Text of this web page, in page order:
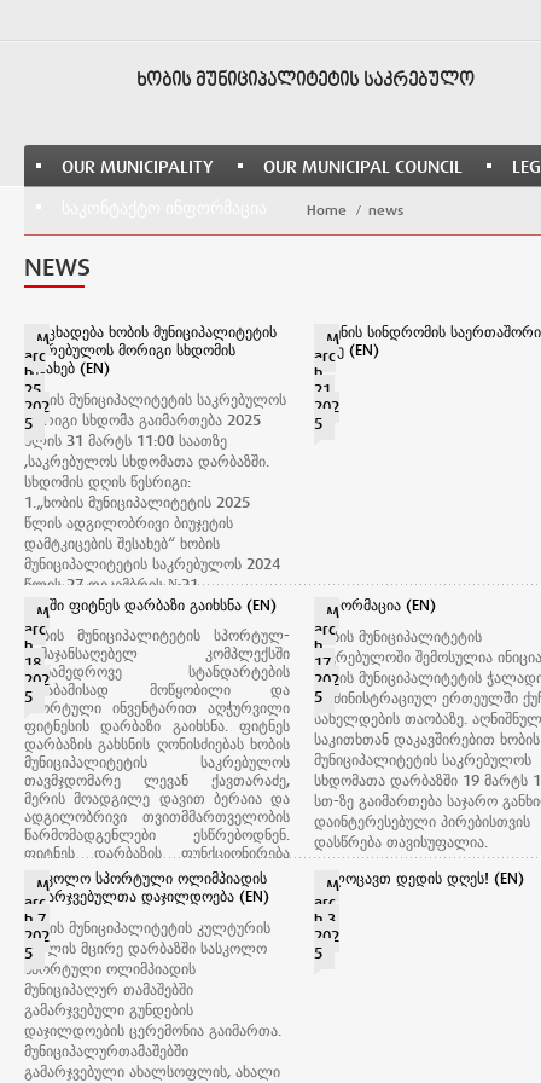
ᲮᲝᲑᲘᲡ ᲛᲣᲜᲘᲪᲘᲞᲐᲚᲘᲢᲔᲢᲘᲡ ᲡᲐᲙᲠᲔᲑᲣᲚᲝ
OUR MUNICIPALITY OUR MUNICIPAL COUNCIL
Home news
NEWS
M
arc
h
25,
202
5
განცხადება ხობის მუნიციპალიტეტის
საკრებულოს მორიგი სხდომის
შესახებ (EN)
ხობის მუნიციპალიტეტის საკრებულოს
მორიგი სხდომა გაიმართება 2025
წლის 31 მარტს 11:00 საათზე
,საკრებულოს სხდომათა დარბაზში.
სხდომის დღის წესრიგი:
1.„ხობის მუნიციპალიტეტის 2025
წლის ადგილობრივი ბიუჯეტის
დამტკიცების შესახებ“ ხობის
მუნიციპალიტეტის საკრებულოს 2024
წლის 27 დეკემბრის №21
დადგენილებაში ცვლილების შეტანის
თაობაზე“ დადგენილების პროექტის
განხილვა;
(მომხსენებელი: დავით ბუკია - ხობის
მუნიციპალიტეტის მერი;
თანამომხსენებელი: დავით ჭოჭუა -
ხობის მუნიციპალიტეტის მერიის
საფინანსო - საბიუჯეტო სამსახურის
უფროსი);
2. „ხობის მუნიციპალიტეტის
საკრებულოს თანამდებობის პირთა
და საკრებულოს აპარატის
პროფესიული საჯარო მოხელის
თანამდებობის რანგირების,
თანამდებობრივი სარგოს ოდენობის
განსაზღვრისა და საკრებულოს
აპარატის საშტატო ნუსხის
დამტკიცების შესახებ“ ხობის
მუნიციპალიტეტის საკრებულოს 2021
წლის 29 დეკემბრის N18
დადგენილებაში ცვლილების შეტანის
თაობაზე“ დადგენილების პროექტის
განხილვა;
(მომხსენებელი: ლევან ქავთარაძე -
M
arc
h
21,
202
5
დაუნის სინდრომის
დღე (EN)
M
arc
h
18,
202
5
ხობში ფიტნეს დარბაზი გაიხსნა (EN)
ხობის მუნიციპალიტეტის სპორტულ-
გამაჯანსაღებელ კომპლექსში
თანამედროვე სტანდარტების
შესაბამისად მოწყობილი და
სპორტული ინვენტარით აღჭურვილი
ფიტნესის დარბაზი გაიხსნა. ფიტნეს
დარბაზის გახსნის ღონისძიებას ხობის
მუნიციპალიტეტის საკრებულოს
თავმჯდომარე ლევან ქავთარაძე,
მერის მოადგილე დავით ბერაია და
ადგილობრივი თვითმმართველობის
წარმომადგენლები ესწრებოდნენ.
ფიტნეს დარბაზის ფუნქციონირება
მნიშვნელოვნად შეუწყობს ხელს ხობის
მუნიციპალიტეტში სპორტის
განვითარებასა და ჯანსაღი
ცხოვრების წესისდამკვიდრებას.
სპორტული დარბაზით სარგებლობა
მოსახლეობისთვის ხელმისაწვდომ
ფასად იქნება შესაძლებელი.
ფიტნესის დარბაზით სარგებლობის
გრაფიკის შესახებ დეტალურ
ინფორმაციას გაეცანით ბმულზე:
https://shorturl.at/6n4RE
დაუკავშირდით “ხობის
M
arc
h
17,
202
5
ინფორმაცია (EN)
ხობის მუნიციპალიტეტის
საკრებულოში შემოსულია
ხობის მუნიციპალიტეტის
ადმინისტრაციულ ერთეულში
სახელდების თაობაზე. აღნიშნულ
საკითხთან დაკავშირებით ხობის
მუნიციპალიტეტის საკრებულოს
სხდომათა დარბაზში 19 მარტს
სთ-ზე გაიმართება საჯარო
დაინტერესებული პირებისთვის
დასწრება თავისუფალია.
M
arc
h 7,
202
5
სასკოლო სპორტული ოლიმპიადის
გამარჯვებულთა დაჯილდოება (EN)
ხობის მუნიციპალიტეტის კულტურის
სახლის მცირე დარბაზში სასკოლო
სპორტული ოლიმპიადის
მუნიციპალურ თამაშებში
გამარჯვებული გუნდების
დაჯილდოების ცერემონია გაიმართა.
მუნიციპალურთამაშებში
გამარჯვებული ახალსოფლის, ახალი
M
arc
h 3,
202
5
გილოცავთ დედის დღეს! (EN)